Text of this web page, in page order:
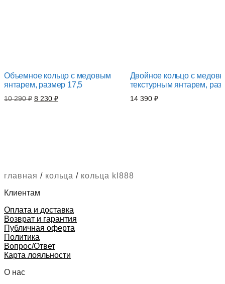
Объемное кольцо с медовым
янтарем, размер 17,5
10 290₽ Первоначальная
цена
8 230 ₽Текущая
цена:
Двойное кольцо с
текстурным янтарем,
14 390 ₽
главная / кольца / кольца kl888
Клиентам
Оплата и доставка
Возврат и гарантия
Публичная оферта
Политика
Вопрос/Ответ
Карта лояльности
О нас